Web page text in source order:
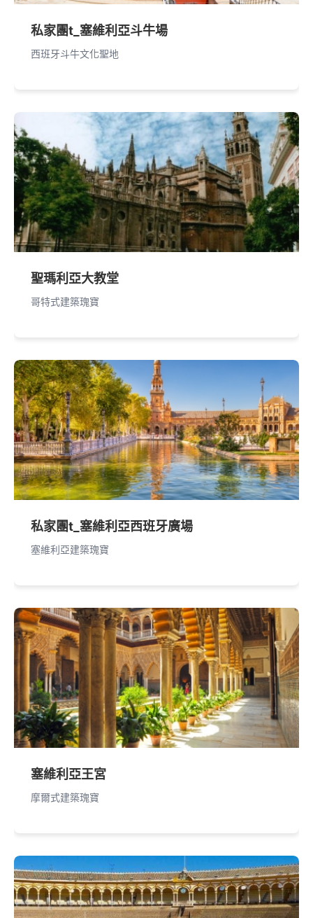
私家團t_塞維利亞斗牛場
西班牙斗牛文化聖地
聖瑪利亞大教堂
哥特式建築瑰寶
私家團t_塞維利亞西班牙廣場
塞維利亞建築瑰寶
塞維利亞王宮
摩爾式建築瑰寶